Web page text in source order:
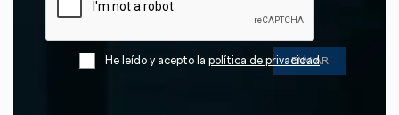
He leído y acepto la política de privacidad